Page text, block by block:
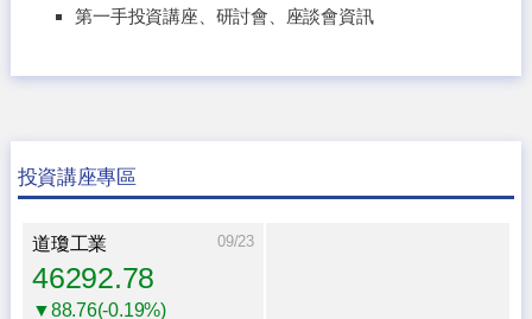
第一手投資講座、研討會、座談會資訊
投資講座專區
道瓊工業 09/23
46292.78
▼88.76(-0.19%)